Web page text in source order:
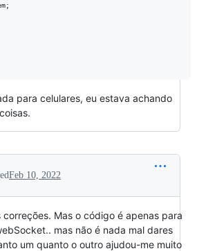
;
para celulares, eu estava achando
Feb 10, 2022
correções. Mas o código é apenas para
mas não é nada mal dares
um quanto o outro ajudou-me muito